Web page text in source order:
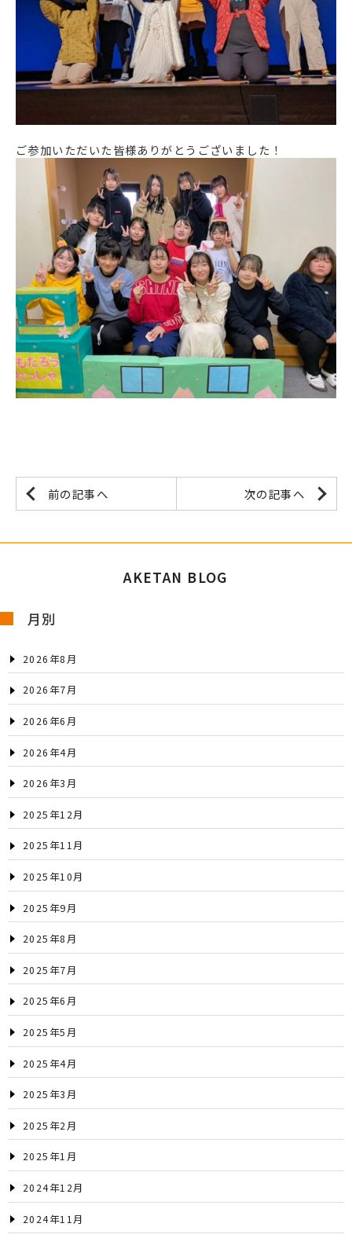
AKETAN BLOG
月別
2026年8月
2026年7月
2026年6月
2026年4月
2026年3月
2025年12月
2025年11月
2025年10月
2025年9月
2025年8月
2025年7月
2025年6月
2025年5月
2025年4月
2025年3月
2025年2月
2025年1月
2024年12月
2024年11月
ご参加いただいた皆様ありがとうございました！
前の記事へ 次の記事へ